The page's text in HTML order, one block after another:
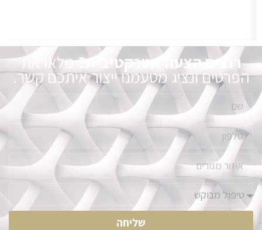
רוצים הצעה אטרקטיבית?מלאו את
הפרטים ונציג מטעמנו ייצור איתכם קשר.
שליחה